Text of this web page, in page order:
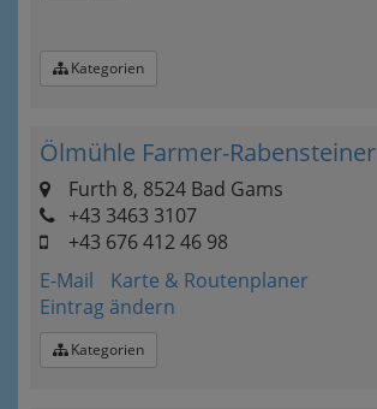
Kategorien
Ölmühle Farmer-Rabensteiner
Furth 8, 8524 Bad Gams
+43 3463 3107
+43 676 412 46 98
E-Mail
Karte & Routenplaner
Eintrag ändern
Kategorien